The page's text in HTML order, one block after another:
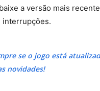
a versão mais
interrupções.
se o jogo está
novidades!